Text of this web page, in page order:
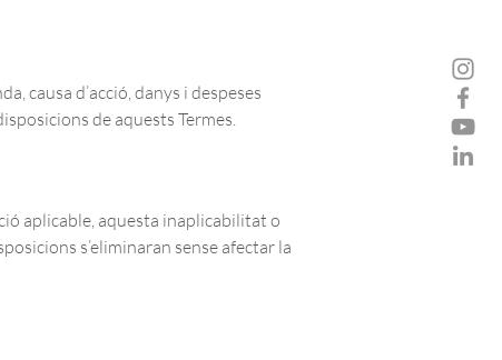
causa d’acció, danys i despeses
de aquests Termes.
aplicable, aquesta inaplicabilitat o
s’eliminaran sense afectar la